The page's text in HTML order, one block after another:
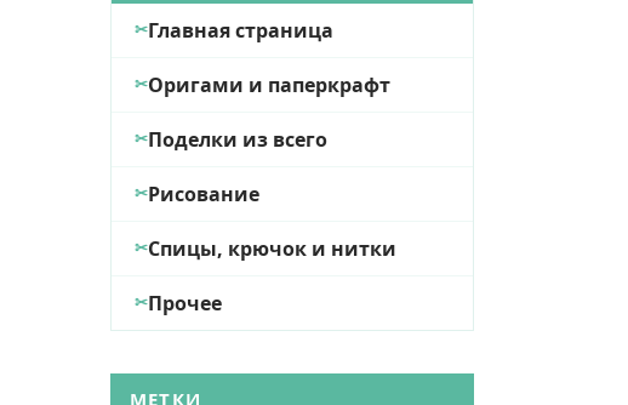
Главная страница
Оригами и паперкрафт
Поделки из всего
Рисование
Спицы, крючок и нитки
Прочее
МЕТКИ